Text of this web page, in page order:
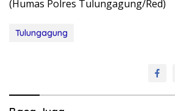
(Humas Polres Tulungagung/Red)
Tulungagung